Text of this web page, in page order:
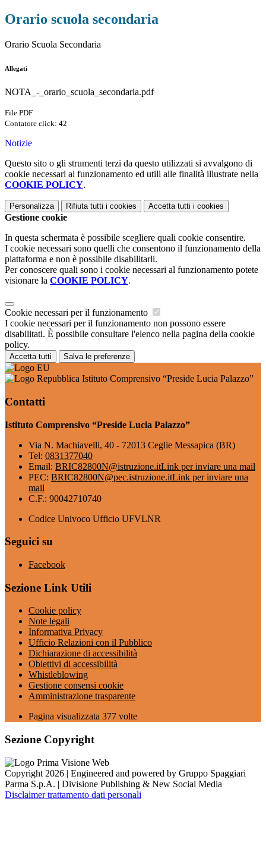
Orario scuola secondaria
Orario Scuola Secondaria
Allegati
NOTA_-_orario_scuola_secondaria.pdf
File PDF
Contatore click: 42
Notizie
Questo sito o gli strumenti terzi da questo utilizzati si avvalgono di
cookie necessari al funzionamento ed utili alle finalità illustrate nella
COOKIE POLICY.
Personalizza Rifiuta tutti i cookies Accetta tutti i cookies
Gestione cookie
In questa schermata è possibile scegliere quali cookie consentire.
I cookie necessari sono quelli che consentono il funzionamento della
piattaforma e non è possibile disabilitarli.
Per conoscere quali sono i cookie necessari al funzionamento potete
visionare la COOKIE POLICY.
Cookie necessari per il funzionamento
I cookie necessari per il funzionamento non possono essere
disabilitati. È possibile consultare l'elenco nella pagina della cookie
policy.
Accetta tutti Salva le preferenze
Istituto Comprensivo “Preside Lucia Palazzo”
Contatti
Istituto Comprensivo “Preside Lucia Palazzo”
Via N. Machiavelli, 40 - 72013 Ceglie Messapica (BR)
Tel: 0831377040
Email: BRIC82800N@istruzione.itLink per inviare una mail
PEC: BRIC82800N@pec.istruzione.itLink per inviare una
mail
C.F.: 90042710740
Codice Univoco Ufficio UFVLNR
Seguici su
Facebook
Sezione Link Utili
Cookie policy
Note legali
Informativa Privacy
Ufficio Relazioni con il Pubblico
Dichiarazione di accessibilità
Obiettivi di accessibilità
Whistleblowing
Gestione consensi cookie
Amministrazione trasparente
Pagina visualizzata 377 volte
Sezione Copyright
Copyright 2026 | Engineered and powered by Gruppo Spaggiari
Parma S.p.A. | Divisione Publishing & New Social Media
Disclaimer trattamento dati personali